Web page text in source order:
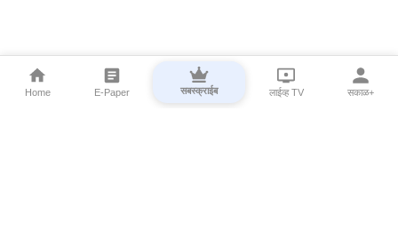
Home E-Paper सबस्क्राईब लाईव्ह TV सकाळ+